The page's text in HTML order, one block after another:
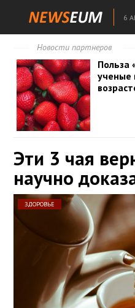
6
Новости партнеров
Польза
ученые
Эти 3 чая
научно
ЗДОРОВЬЕ